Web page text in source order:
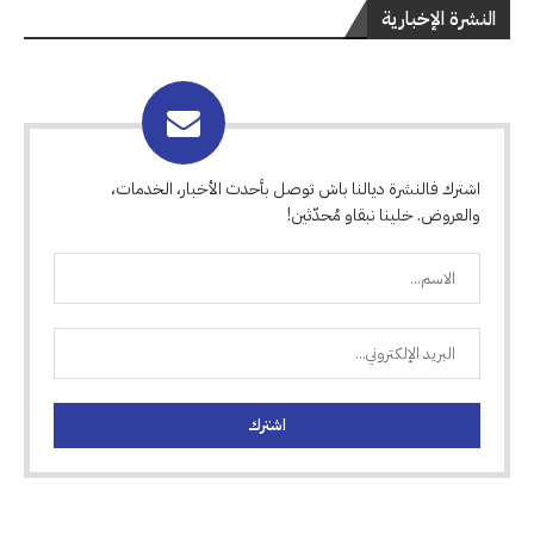
النشرة الإخبارية
اشترك فالنشرة ديالنا باش توصل بأحدث الأخبار، الخدمات،
والعروض. خلينا نبقاو مُحدّثين!